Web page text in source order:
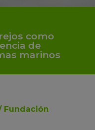
como
de
marinos
Fundación